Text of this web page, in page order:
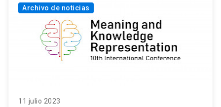
Archivo de noticias
11 julio 2023